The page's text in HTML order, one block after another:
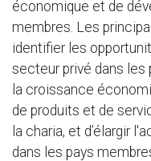
économique et de
membres. Les
identifier les
secteur privé dans les
la croissance
de produits et de
la charia, et d’élargir
dans les pays